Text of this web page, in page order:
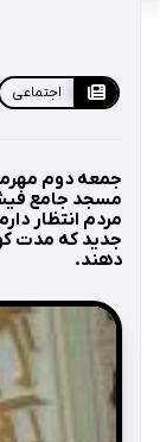
اجتماعی
مسجد جامع
مردم انتظار
جديد كه مدت
دهند.